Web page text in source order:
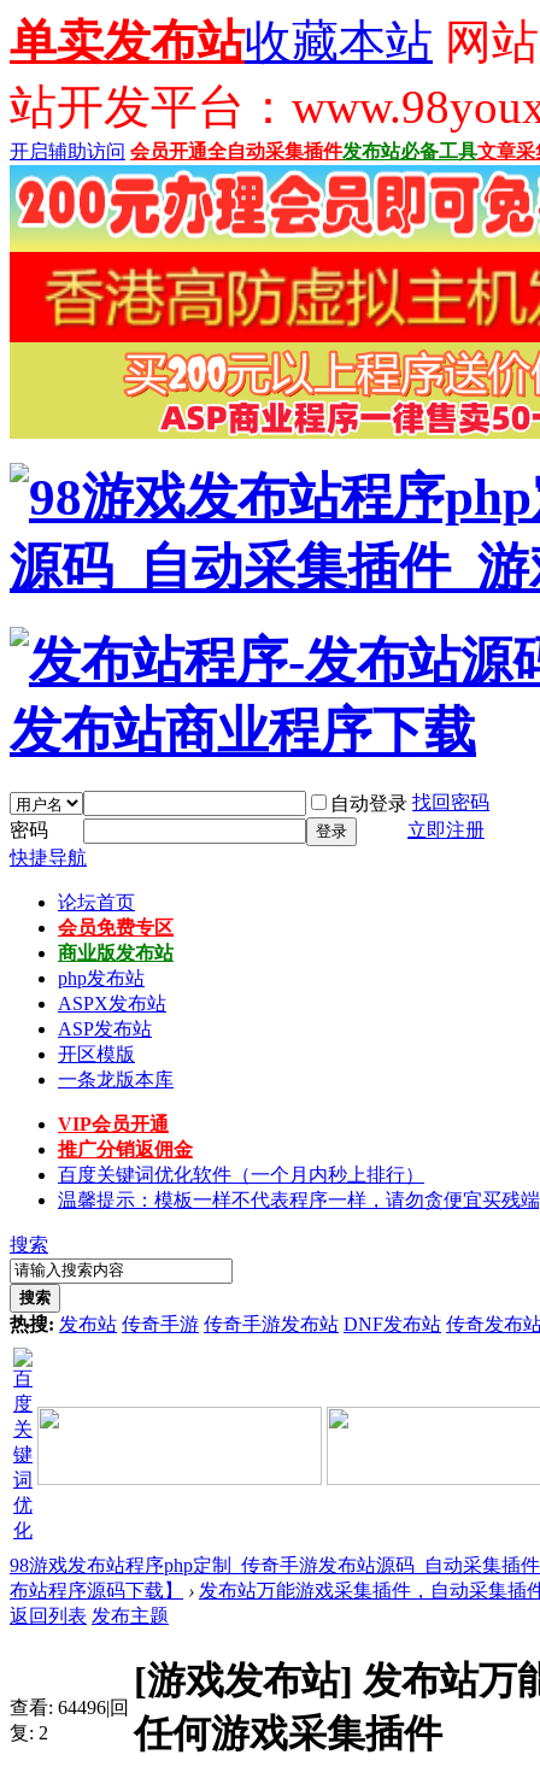
单卖发布站收藏本站 网
站开发平台：
开启辅助访问 会员开通全自动采集插件发布站必备工具文章采
自动登录 找回密码
密码
登录
立即注册
快捷导航
论坛首页
会员免费专区
商业版发布站
php发布站
ASPX发布站
ASP发布站
开区模版
一条龙版本库
VIP会员开通
推广分销返佣金
百度关键词优化软件（一个月内秒上排行）
温馨提示：模板一样不代表程序一样，请勿贪便宜买残
搜索
搜索
热搜: 发布站 传奇手游 传奇手游发布站 DNF发布站 传奇发布
98游戏发布站程序php定制_传奇手游发布站源码_自动采集插
布站程序源码下载】
› 发布站万能游戏采集插件，自动采集插
返回列表 发布主题
查看: 64496|回
复: 2
[游戏发布站] 发布站万
任何游戏采集插件